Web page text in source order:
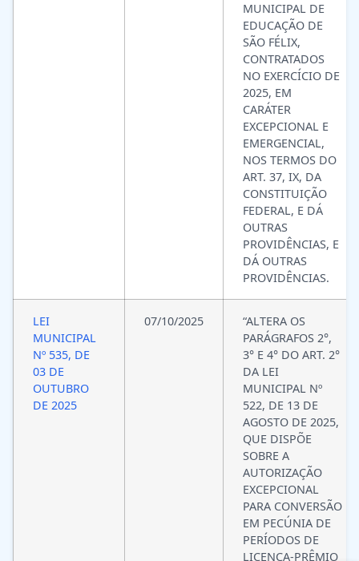
MUNICIPAL DE
EDUCAÇÃO DE
SÃO FÉLIX,
CONTRATADOS
NO EXERCÍCIO DE
2025, EM
CARÁTER
EXCEPCIONAL E
EMERGENCIAL,
NOS TERMOS DO
ART. 37, IX, DA
CONSTITUIÇÃO
FEDERAL, E DÁ
OUTRAS
PROVIDÊNCIAS, E
DÁ OUTRAS
PROVIDÊNCIAS.
LEI
MUNICIPAL
Nº 535, DE
03 DE
OUTUBRO
DE 2025
07/10/2025
“ALTERA OS
PARÁGRAFOS 2°,
3° E 4° DO ART. 2°
DA LEI
MUNICIPAL Nº
522, DE 13 DE
AGOSTO DE 2025,
QUE DISPÕE
SOBRE A
AUTORIZAÇÃO
EXCEPCIONAL
PARA CONVERSÃO
EM PECÚNIA DE
PERÍODOS DE
LICENÇA-PRÊMIO